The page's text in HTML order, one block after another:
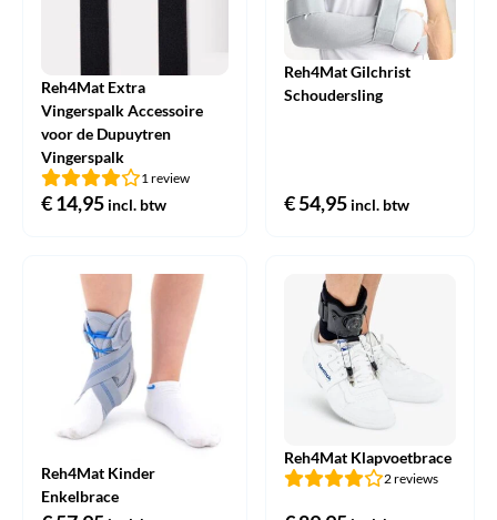
Reh4Mat Extra
Vingerspalk Accessoire
voor de Dupuytren
Vingerspalk
1 review
€14,95 incl. btw
Reh4Mat Gilchrist
Schoudersling
€54,95 incl. btw
Reh4Mat Kinder
Enkelbrace
Reh4Mat Klapvoetbrace
2 reviews